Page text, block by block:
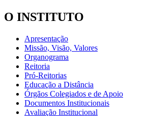
O INSTITUTO
Apresentação
Missão, Visão, Valores
Organograma
Reitoria
Pró-Reitorias
Educação a Distância
Órgãos Colegiados e de Apoio
Documentos Institucionais
Avaliação Institucional